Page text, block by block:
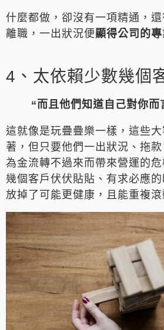
什麼都做，卻沒有一項精通，
離職，一出狀況便顯得公司的
4、太依賴少數幾個
“而且他們知道自己對你而
這就像是玩疊疊樂一樣，這些
著，但只要他們一出狀況、拖
為金流轉不過來而帶來營運的
幾個客戶伏伏貼貼、有求必應
放掉了可能更健康，且能重複滾